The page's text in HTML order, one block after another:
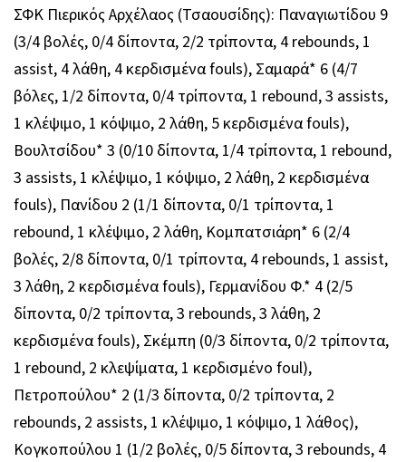
ΣΦΚ Πιερικός Αρχέλαος (Τσαουσίδης): Παναγιωτίδου 9
(3/4 βολές, 0/4 δίποντα, 2/2 τρίποντα, 4 rebounds, 1
assist, 4 λάθη, 4 κερδισμένα fouls), Σαμαρά* 6 (4/7
βόλες, 1/2 δίποντα, 0/4 τρίποντα, 1 rebound, 3 assists,
1 κλέψιμο, 1 κόψιμο, 2 λάθη, 5 κερδισμένα fouls),
Βουλτσίδου* 3 (0/10 δίποντα, 1/4 τρίποντα, 1 rebound,
3 assists, 1 κλέψιμο, 1 κόψιμο, 2 λάθη, 2 κερδισμένα
fouls), Πανίδου 2 (1/1 δίποντα, 0/1 τρίποντα, 1
rebound, 1 κλέψιμο, 2 λάθη, Κομπατσιάρη* 6 (2/4
βολές, 2/8 δίποντα, 0/1 τρίποντα, 4 rebounds, 1 assist,
3 λάθη, 2 κερδισμένα fouls), Γερμανίδου Φ.* 4 (2/5
δίποντα, 0/2 τρίποντα, 3 rebounds, 3 λάθη, 2
κερδισμένα fouls), Σκέμπη (0/3 δίποντα, 0/2 τρίποντα,
1 rebound, 2 κλεψίματα, 1 κερδισμένο foul),
Πετροπούλου* 2 (1/3 δίποντα, 0/2 τρίποντα, 2
rebounds, 2 assists, 1 κλέψιμο, 1 κόψιμο, 1 λάθος),
Κογκοπούλου 1 (1/2 βολές, 0/5 δίποντα, 3 rebounds, 4